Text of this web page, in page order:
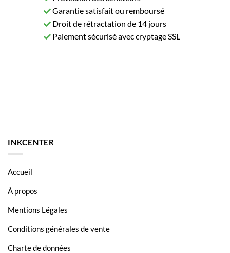
Garantie satisfait ou remboursé
Droit de rétractation de 14 jours
Paiement sécurisé avec cryptage SSL
INKCENTER
Accueil
À propos
Mentions Légales
Conditions générales de vente
Charte de données